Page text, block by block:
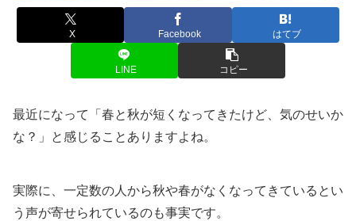
X Facebook はてブ
LINE コピー
最近になって「春と秋が短くなってきたけど、気のせいか
な？」と感じることありますよね。
実際に、一定数の人から秋や春がなくなってきているとい
う声が寄せられているのも事実です。